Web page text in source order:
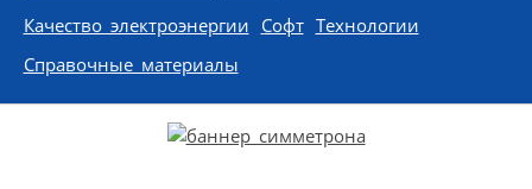
Качество электроэнергии Софт Технологии
Справочные материалы